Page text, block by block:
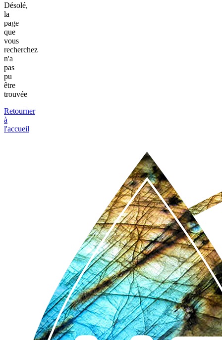
Désolé,
la
page
que
vous
recherchez
n'a
pas
pu
être
trouvée
Retourner
à
l'accueil